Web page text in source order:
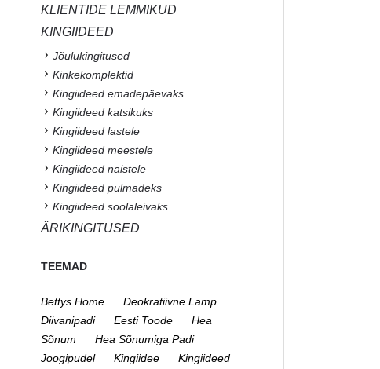
KLIENTIDE LEMMIKUD
KINGIIDEED
Jõulukingitused
Kinkekomplektid
Kingiideed emadepäevaks
Kingiideed katsikuks
Kingiideed lastele
Kingiideed meestele
Kingiideed naistele
Kingiideed pulmadeks
Kingiideed soolaleivaks
ÄRIKINGITUSED
TEEMAD
Bettys Home
Deokratiivne Lamp
Diivanipadi
Eesti Toode
Hea
Sõnum
Hea Sõnumiga Padi
Joogipudel
Kingiidee
Kingiideed